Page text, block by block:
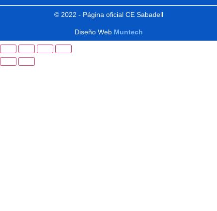
© 2022 - Página oficial CE Sabadell
Diseño Web Muntech